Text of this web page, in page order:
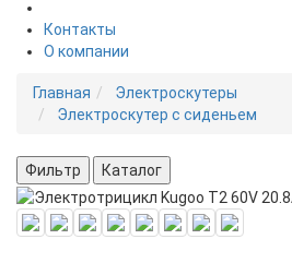
Контакты
О компании
Главная
Электроскутеры
Электроскутер с сиденьем
Фильтр Каталог